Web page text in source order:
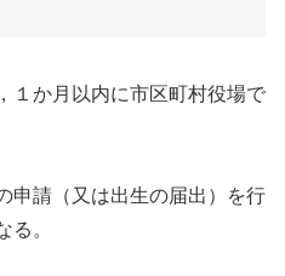
か月以内に市区町村役場で
請（又は出生の届出）を行
る。